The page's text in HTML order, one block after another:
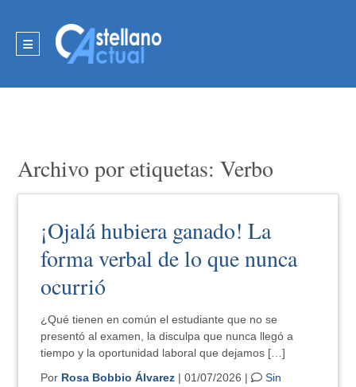
Archivo por etiquetas: Verbo
¡Ojalá hubiera ganado! La
forma verbal de lo que nunca
ocurrió
¿Qué tienen en común el estudiante que no se
presentó al examen, la disculpa que nunca llegó a
tiempo y la oportunidad laboral que dejamos […]
Por Rosa Bobbio Álvarez | 01/07/2026 |
Sin